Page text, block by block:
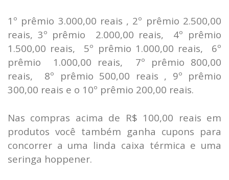
1º prêmio 3.000,00 reais , 2º prêmio 2.500,00
reais, 3º prêmio 2.000,00 reais, 4º prêmio
1.500,00 reais, 5º prêmio 1.000,00 reais, 6º
prêmio 1.000,00 reais, 7º prêmio 800,00
reais, 8º prêmio 500,00 reais , 9º prêmio
300,00 reais e o 10º prêmio 200,00 reais.
Nas compras acima de R$ 100,00 reais em
produtos você também ganha cupons para
concorrer a uma linda caixa térmica e uma
seringa hoppener.